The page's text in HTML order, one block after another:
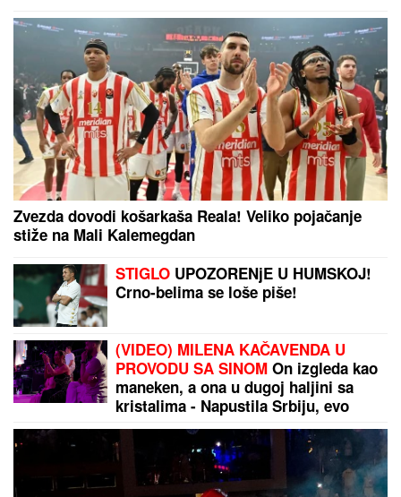
"KADA JE SHVATILA DA DOLAZI KRAJ TO NAM JE
TRAŽILA"Pevačica se lavovski borila sa
karcinomom, pred smrt imala samo jedan zahtev:
"Trudimo se da joj ispunimo želju"
HAOS U NEMAČKOJ VOJSCI!
redovne trupe: Odnose sve, od municije do
naoružanja – Berlin u PANICI!
by Aklamator
PREPORUKA ZA VAS